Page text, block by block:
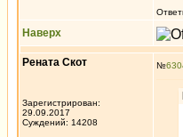
Наверх
Рената Скот
Зарегистрирован:
29.09.2017
Суждений: 14208
№